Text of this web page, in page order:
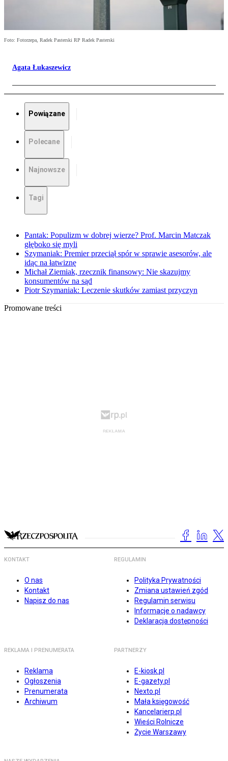
Foto: Fotorzepa, Radek Pasterski RP Radek Pasterski
Agata Łukaszewicz
Powiązane
Polecane
Najnowsze
Tagi
Pantak: Populizm w dobrej wierze? Prof. Marcin Matczak
głęboko się myli
Szymaniak: Premier przeciął spór w sprawie asesorów, ale
idąc na łatwiznę
Michał Ziemiak, rzecznik finansowy: Nie skazujmy
konsumentów na sąd
Piotr Szymaniak: Leczenie skutków zamiast przyczyn
Promowane treści
KONTAKT
O nas
Kontakt
Napisz do nas
REGULAMIN
Polityka Prywatności
Zmiana ustawień zgód
Regulamin serwisu
Informacje o nadawcy
Deklaracja dostępności
REKLAMA I PRENUMERATA
Reklama
Ogłoszenia
Prenumerata
Archiwum
PARTNERZY
E-kiosk.pl
E-gazety.pl
Nexto.pl
Mała księgowość
Kancelarierp.pl
Wieści Rolnicze
Życie Warszawy